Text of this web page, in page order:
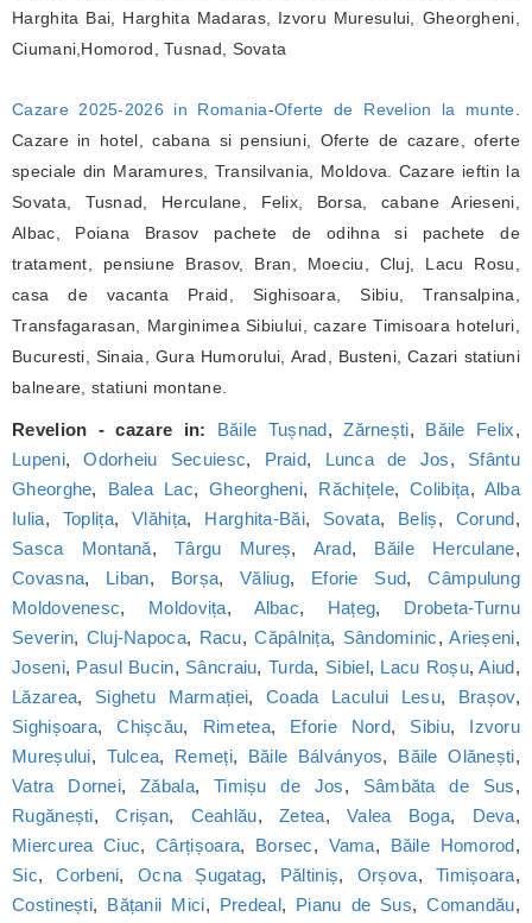
Harghita Bai, Harghita Madaras, Izvoru Muresului, Gheorgheni,
Ciumani,Homorod, Tusnad, Sovata
Cazare 2025-2026 in Romania-Oferte de Revelion la munte
Cazare in hotel, cabana si pensiuni, Oferte de cazare, oferte
speciale din Maramures, Transilvania, Moldova. Cazare ieftin la
Sovata, Tusnad, Herculane, Felix, Borsa, cabane Arieseni,
Albac, Poiana Brasov pachete de odihna si pachete de
tratament, pensiune Brasov, Bran, Moeciu, Cluj, Lacu Rosu,
casa de vacanta Praid, Sighisoara, Sibiu, Transalpina,
Transfagarasan, Marginimea Sibiului, cazare Timisoara hoteluri,
Bucuresti, Sinaia, Gura Humorului, Arad, Busteni, Cazari statiuni
balneare, statiuni montane.
Revelion - cazare in: Băile Tușnad,Zărnești, Băile Felix,
Lupeni,Odorheiu Secuiesc, Praid, Lunca de Jos, Sfântu
Gheorghe, Balea Lac,Gheorgheni, Răchițele,Colibița, Alba
Iulia, Toplița,Vlăhița, Harghita-Băi, Sovata, Beliș, Corund,
Sasca Montană,Târgu Mureș, Arad, Băile Herculane,
Covasna, Liban, Borșa,Văliug, Eforie Sud,Câmpulung
Moldovenesc, Moldovița, Albac, Hațeg, Drobeta-Turnu
Severin, Cluj-Napoca, Racu,Căpâlnița, Sândominic,Arieșeni,
Joseni, Pasul Bucin, Sâncraiu, Turda, Sibiel, Lacu Roșu,Aiud,
Lăzarea, Sighetu Marmației,Coada Lacului Lesu, Brașov,
Sighișoara,Chișcău, Rimetea, Eforie Nord, Sibiu, Izvoru
Mureșului, Tulcea, Remeți, Băile Bálványos, Băile Olănești,
Vatra Dornei,Zăbala, Timișu de Jos, Sâmbăta de Sus,
Rugănești,Crișan, Ceahlău,Zetea,Valea Boga, Deva,
Miercurea Ciuc,Cârțișoara, Borsec, Vama, Băile Homorod,
Sic,Corbeni, Ocna Șugatag, Păltiniș, Orșova, Timișoara,
Costinești, Bățanii Mici, Predeal, Pianu de Sus,Comandău,